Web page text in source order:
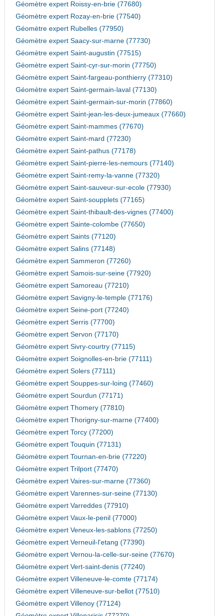
Géomètre expert Roissy-en-brie (77680)
Géomètre expert Rozay-en-brie (77540)
Géomètre expert Rubelles (77950)
Géomètre expert Saacy-sur-marne (77730)
Géomètre expert Saint-augustin (77515)
Géomètre expert Saint-cyr-sur-morin (77750)
Géomètre expert Saint-fargeau-ponthierry (77310)
Géomètre expert Saint-germain-laval (77130)
Géomètre expert Saint-germain-sur-morin (77860)
Géomètre expert Saint-jean-les-deux-jumeaux (77660)
Géomètre expert Saint-mammes (77670)
Géomètre expert Saint-mard (77230)
Géomètre expert Saint-pathus (77178)
Géomètre expert Saint-pierre-les-nemours (77140)
Géomètre expert Saint-remy-la-vanne (77320)
Géomètre expert Saint-sauveur-sur-ecole (77930)
Géomètre expert Saint-soupplets (77165)
Géomètre expert Saint-thibault-des-vignes (77400)
Géomètre expert Sainte-colombe (77650)
Géomètre expert Saints (77120)
Géomètre expert Salins (77148)
Géomètre expert Sammeron (77260)
Géomètre expert Samois-sur-seine (77920)
Géomètre expert Samoreau (77210)
Géomètre expert Savigny-le-temple (77176)
Géomètre expert Seine-port (77240)
Géomètre expert Serris (77700)
Géomètre expert Servon (77170)
Géomètre expert Sivry-courtry (77115)
Géomètre expert Soignolles-en-brie (77111)
Géomètre expert Solers (77111)
Géomètre expert Souppes-sur-loing (77460)
Géomètre expert Sourdun (77171)
Géomètre expert Thomery (77810)
Géomètre expert Thorigny-sur-marne (77400)
Géomètre expert Torcy (77200)
Géomètre expert Touquin (77131)
Géomètre expert Tournan-en-brie (77220)
Géomètre expert Trilport (77470)
Géomètre expert Vaires-sur-marne (77360)
Géomètre expert Varennes-sur-seine (77130)
Géomètre expert Varreddes (77910)
Géomètre expert Vaux-le-penil (77000)
Géomètre expert Veneux-les-sablons (77250)
Géomètre expert Verneuil-l'etang (77390)
Géomètre expert Vernou-la-celle-sur-seine (77670)
Géomètre expert Vert-saint-denis (77240)
Géomètre expert Villeneuve-le-comte (77174)
Géomètre expert Villeneuve-sur-bellot (77510)
Géomètre expert Villenoy (77124)